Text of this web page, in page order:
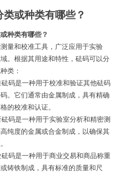
或种类有哪些？
种类有哪些？
量和校准工具，广泛应用于实验
。根据其用途和特性，砝码可以分
类：
码是一种用于校准和验证其他砝码
。它们通常由金属制成，具有精确
的校准和认证。
码是一种用于实验室分析和精密测
纯度的金属或合金制成，以确保其
码是一种用于商业交易和商品称重
铸铁制成，具有标准的质量和尺